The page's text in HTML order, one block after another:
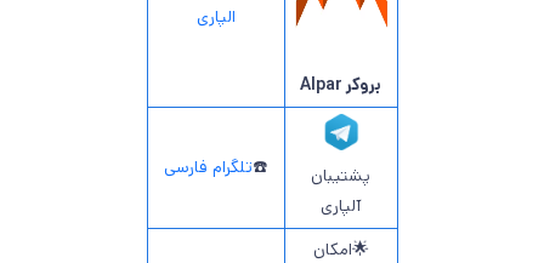
بروکر Alpar
الپاری
پشتیبان
آلپاری
☎️تلگرام فارسی
🌟امکان